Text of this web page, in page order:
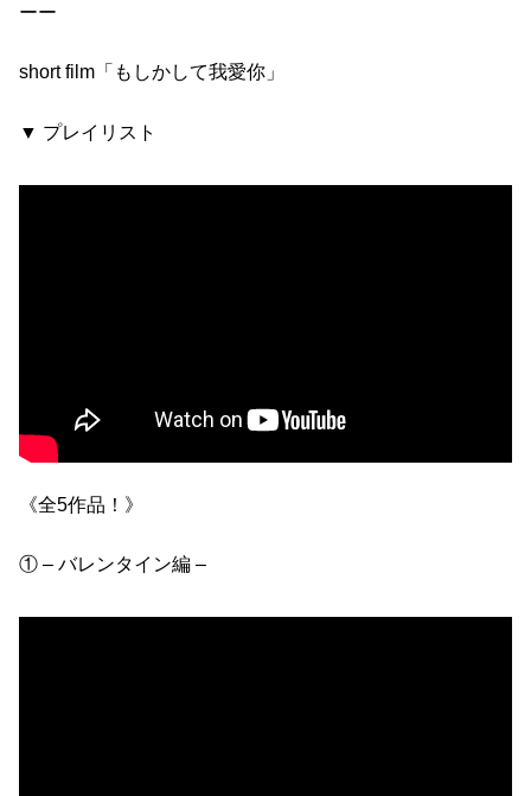
ーー
short film「もしかして我愛你」
▼ プレイリスト
《全5作品！》
① – バレンタイン編 –